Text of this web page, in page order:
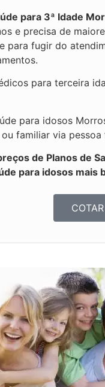
para 3ª Idade
e precisa de
para fugir do
para terceira
para idosos
familiar via
de Planos de
para idosos mais